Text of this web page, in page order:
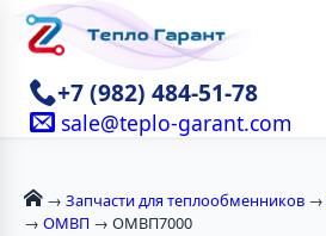
+7 (982) 484-51-78
sale@teplo-garant.com
→ Запчасти для теплообменников →
→ ОМВП → ОМВП7000